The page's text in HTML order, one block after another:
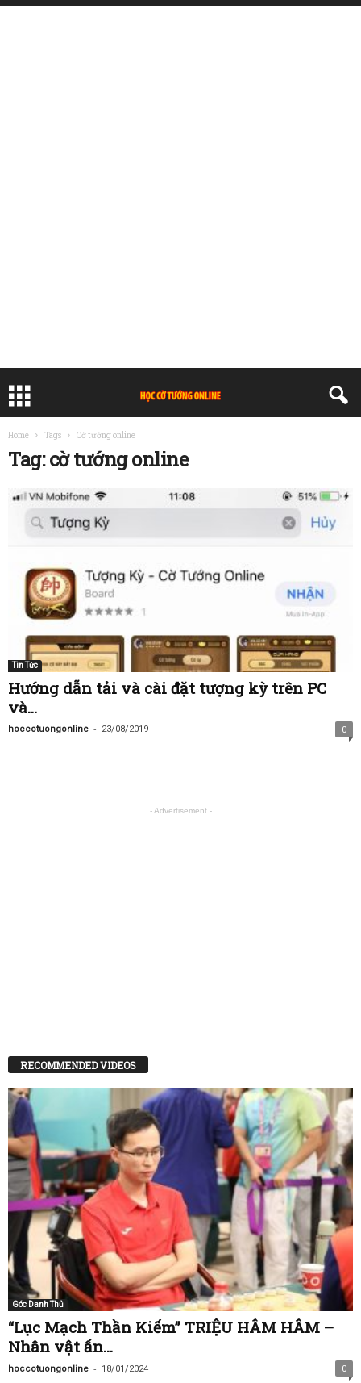
Home Tags Cờ tướng online
Tag: cờ tướng online
Tin Tức
Hướng dẫn tải và cài đặt tượng kỳ trên PC
và...
hoccotuongonline - 23/08/2019 0
- Advertisement -
RECOMMENDED VIDEOS
Góc Danh Thủ
“Lục Mạch Thần Kiếm” TRIỆU HÂM HÂM –
Nhân vật ấn...
hoccotuongonline - 18/01/2024 0